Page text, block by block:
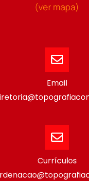
(ver mapa)
Email
Currículos